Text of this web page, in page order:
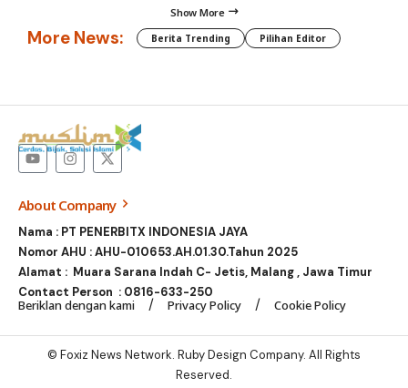
Show More
More News: Berita Trending Pilihan Editor
About Company
Nama : PT PENERBITX INDONESIA JAYA
Nomor AHU : AHU-010653.AH.01.30.Tahun 2025
Alamat : Muara Sarana Indah C- Jetis, Malang , Jawa Timur
Contact Person : 0816-633-250
Beriklan dengan kami Privacy Policy Cookie Policy
© Foxiz News Network. Ruby Design Company. All Rights
Reserved.